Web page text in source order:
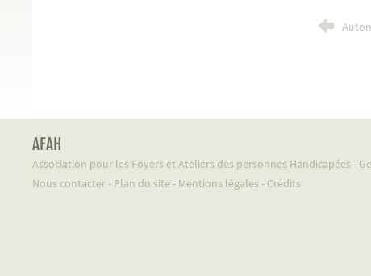
AFAH
Association pour les Foyers et Ateliers des personnes Handicapées -
Nous contacter- Plan du site - Mentions légales - Crédits